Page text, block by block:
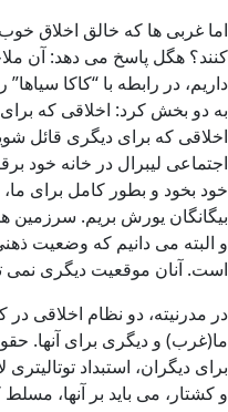
اما غربی ها که خالق اخلاق
کنند؟ هگل پاسخ می دهد: آن
داریم، در رابطه با “کاکا
به دو بخش کرد: اخلاقی که
اخلاقی که برای دیگری قائل
اجتماعی لیبرال در خانه خود
خود بخود و بطور کامل برای
بیگانگان یورش بریم. سرزمین
و البته می دانیم که وضعیت
است. آنان موقعیت دیگری نمی
در مدرنیته، دو نظام اخلاقی
ما(غرب) و دیگری برای آنها.
برای دیگران، استبداد
و کشتار، می باید بر آنها،